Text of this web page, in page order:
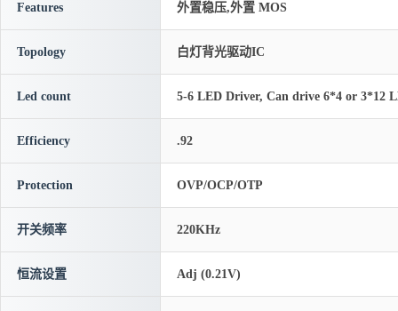
Features 外置稳压,外置 MOS
Topology 白灯背光驱动IC
Led count 5-6 LED Driver, Can drive 6*4 or 3*12
Efficiency .92
Protection OVP/OCP/OTP
开关频率 220KHz
恒流设置 Adj (0.21V)